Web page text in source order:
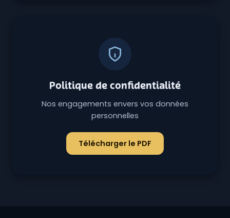
Politique de confidentialité
Nos engagements envers vos données
personnelles
Télécharger le PDF